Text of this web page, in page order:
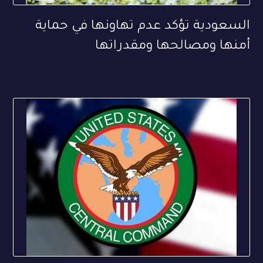
السعودية تؤكد عدم تهاونها في حماية
أمنها ومصالحها ومقدراتها